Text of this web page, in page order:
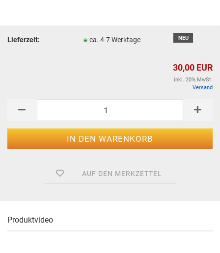
NEU
Lieferzeit: ca. 4-7 Werktage
30,00 EUR
inkl. 20% MwSt.
Versand
AUF DEN MERKZETTEL
Produktvideo